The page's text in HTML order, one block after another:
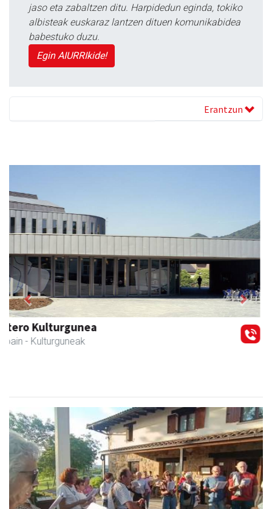
jaso eta zabaltzen ditu. Harpidedun eginda, tokiko
albisteak euskaraz lantzen dituen komunikabidea
babestuko duzu.
Egin AIURRIkide!
Erantzun
Ormendi kirolak
Andoain - Kirol dendak
Previous Next